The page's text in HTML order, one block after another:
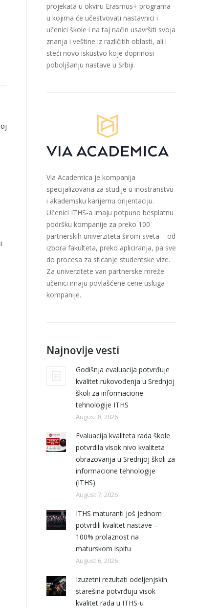
projekata u okviru Erasmus+ programa
u kojima će učestvovati nastavnici i
učenici škole i na taj način usavršiti svoja
znanja i veštine iz različitih oblasti, ali i
steći novo iskustvo koje doprinosi
poboljšanju nastave u Srbiji.
Via Academica je kompanija
specijalizovana za studije u inostranstvu
i akademsku karijernu orijentaciju.
Učenici ITHS-a imaju potpuno besplatnu
podršku kompanije za preko 100
partnerskih univerziteta širom sveta – od
izbora fakulteta, preko apliciranja, pa sve
do procesa za sticanje studentske vize.
Za univerzitete van partnerske mreže
učenici imaju povlašćene cene usluga
kompanije.
Najnovije vesti
Godišnja evaluacija potvrđuje
kvalitet rukovođenja u Srednjoj
školi za informacione
tehnologije ITHS
August 8, 2026
Evaluacija kvaliteta rada škole
potvrdila visok nivo kvaliteta
obrazovanja u Srednjoj školi za
informacione tehnologije
(ITHS)
August 7, 2026
ITHS maturanti još jednom
potvrdili kvalitet nastave –
100% prolaznost na
maturskom ispitu
August 6, 2026
Izuzetni rezultati odeljenjskih
starešina potvrđuju visok
kvalitet rada u ITHS-u